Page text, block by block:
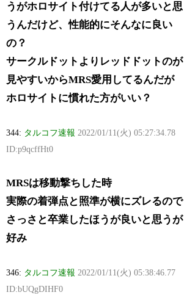
うがホロサイト付けてる人が多いと思
うんだけど、性能的にそんなに良い
の？
サークルドットよりレッドドットのが
見やすいからMRS愛用してるんだが
ホロサイトに慣れた方がいい？
344: タルコフ速報 2022/01/11(火) 05:27:34.78
ID:p9qcffHt0
MRSは移動撃ちした時
実際の着弾点と照準が横にズレるので
さっさと卒業したほうが良いと思うが
好み
346: タルコフ速報 2022/01/11(火) 05:38:46.77
ID:bUQgDIHF0